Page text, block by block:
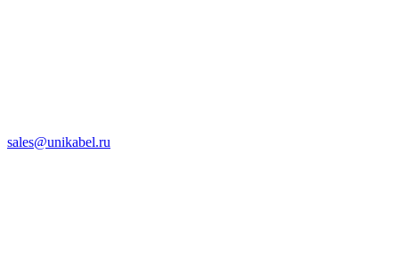
sales@unikabel.ru